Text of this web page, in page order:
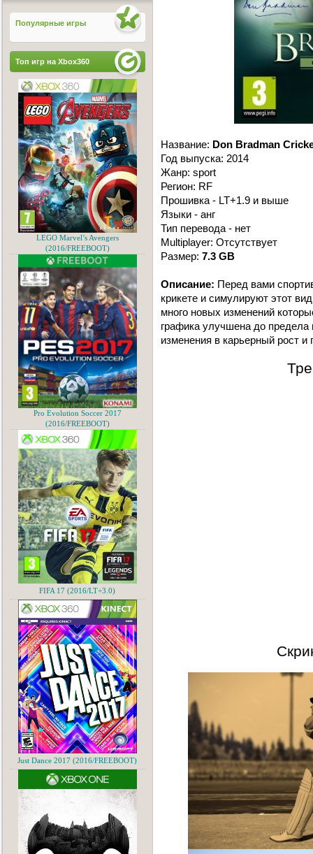
Название: Don Bradman
Год выпуска: 2014
Жанр: sport
Регион: RF
Прошивка - LT+1.9 и выше
Языки - анг
Тип перевода - нет
Multiplayer: Отсутствует
Размер: 7.3 GB
Описание: Перед вами
крикете и симулируют этот
много новых изменений
графика улучшена до предела
изменения в карьерный рост и
Популярные игры
Топ игр на Xbox360
LEGO Marvel’s Avengers
(2016/FREEBOOT)
Pro Evolution Soccer 2017
(2016/FREEBOOT)
FIFA 17 (2016/LT+3.0)
Just Dance 2017 (2016/FREEBOOT)